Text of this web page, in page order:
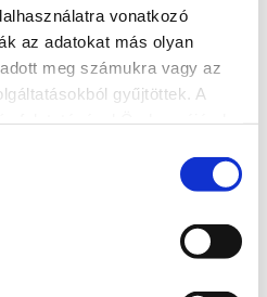
vonatkozó
az adatokat más olyan
meg számukra vagy az
gyűjtöttek. A